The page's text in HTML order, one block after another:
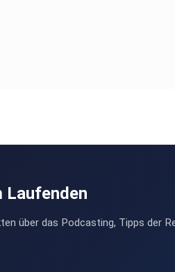
Laufenden
über das Podcasting, Tipps der